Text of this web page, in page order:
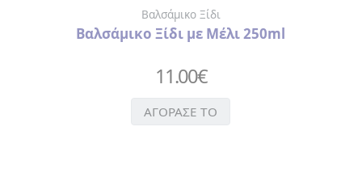
Βαλσάμικο Ξίδι
Βαλσάμικο Ξίδι με Μέλι 250ml
11.00€
ΑΓΟΡΑΣΕ ΤΟ